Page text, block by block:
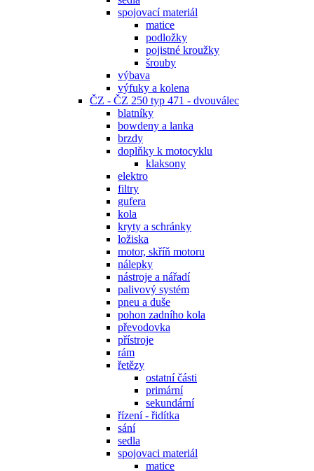
spojovací materiál
matice
podložky
pojistné kroužky
šrouby
výbava
výfuky a kolena
ČZ - ČZ 250 typ 471 - dvouválec
blatníky
bowdeny a lanka
brzdy
doplňky k motocyklu
klaksony
elektro
filtry
gufera
kola
kryty a schránky
ložiska
motor, skříň motoru
nálepky
nástroje a nářadí
palivový systém
pneu a duše
pohon zadního kola
převodovka
přístroje
rám
řetězy
ostatní části
primární
sekundární
řízení - řidítka
sání
sedla
spojovaci materiál
matice